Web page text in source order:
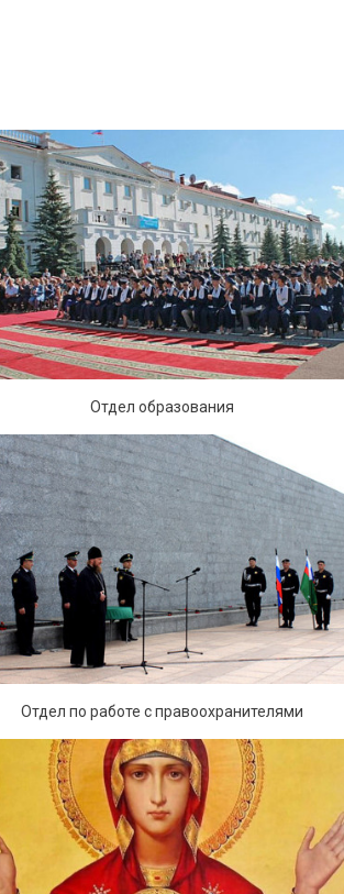
Отдел образования
Отдел по работе с правоохранителями